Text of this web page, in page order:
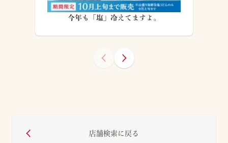
今年も「塩」冷えてますよ。
店舗検索に戻る